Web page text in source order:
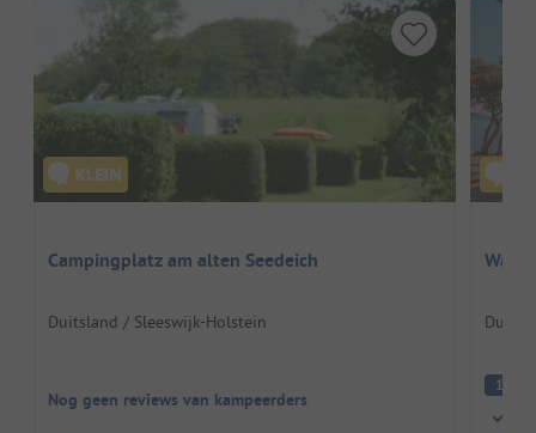
Campingplatz am alten Seedeich
Duitsland / Sleeswijk-Holstein
Nog geen reviews van kampeerders
1